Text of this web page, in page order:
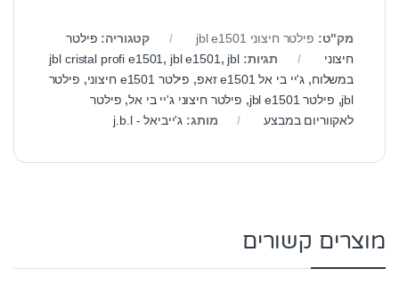
מק"ט: פילטר חיצוני jbl e1501 קטגוריה: פילטר
חיצוני
תגיות: jbl cristal profi e1501 , jbl e1501 , jbl
במשלוח, ג'יי בי אל e1501 זאפ , פילטר e1501 חיצוני , פילטר
jbl
, פילטר jbl e1501 , פילטר חיצוני ג'יי בי אל, פילטר
לאקווריום במבצע
מותג: ג'ייביאל - j.b.l
מוצרים קשורים